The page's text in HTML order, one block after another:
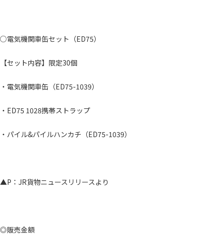
○電気機関車缶セット（ED75）
【セット内容】限定30個
・電気機関車缶（ED75-1039）
・ED75 1028携帯ストラップ
・パイル&パイルハンカチ（ED75-1039）
▲P：JR貨物ニュースリリースより
◎販売金額